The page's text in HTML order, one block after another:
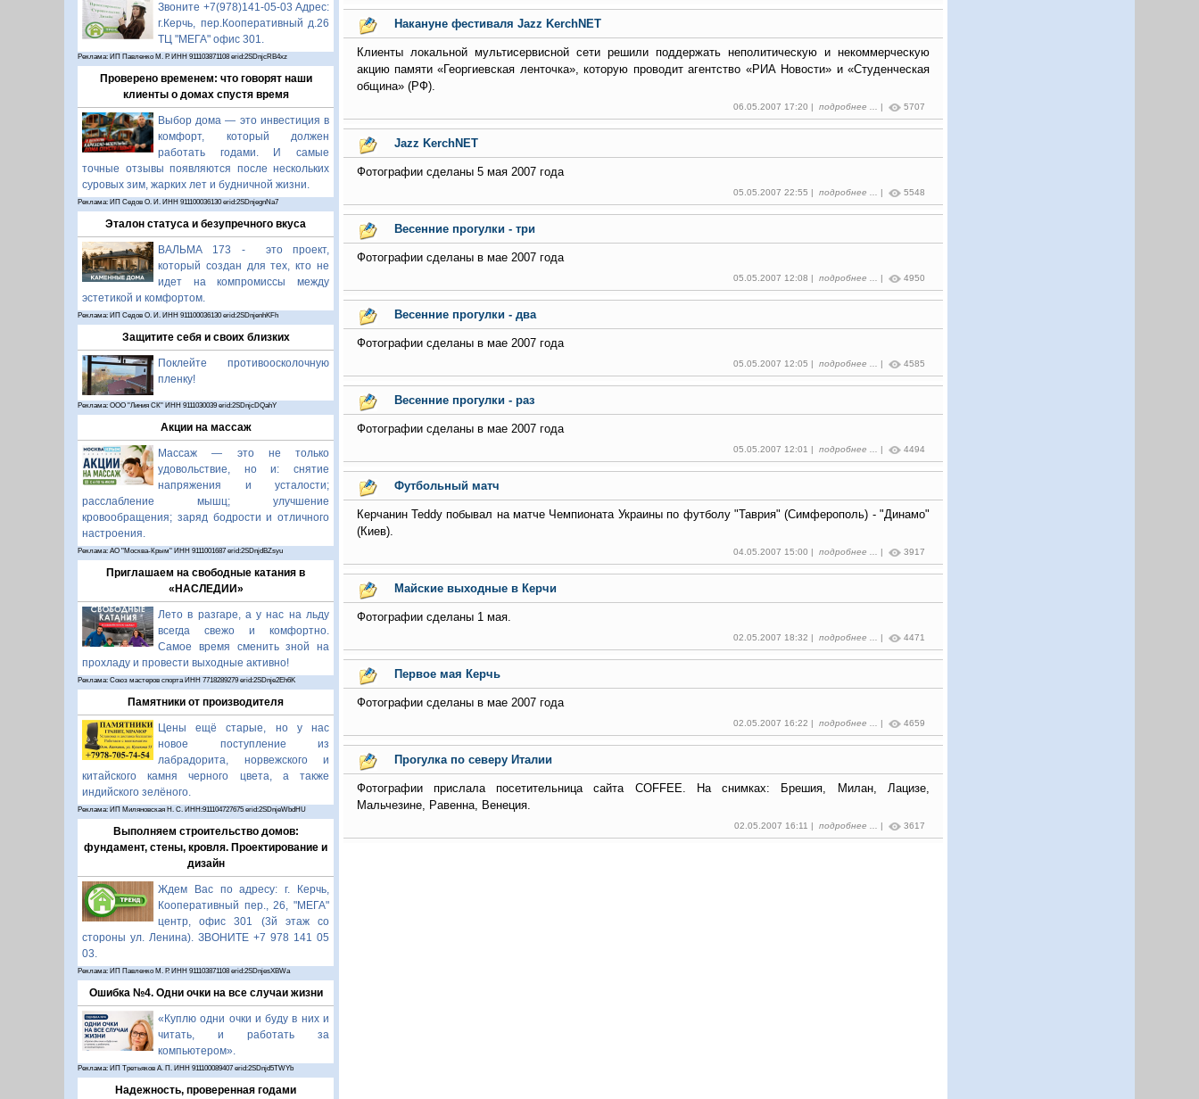
Звоните +7(978)141-05-03 Адрес:
г.Керчь, пер.Кооперативный д.26
ТЦ "МЕГА" офис 301.
Реклама: ИП Павленко М. Р. ИНН 911103871108 erid:2SDnjcRB4xz
Проверено временем: что говорят наши
клиенты о домах спустя время
Выбор дома — это инвестиция в
комфорт, который должен
работать годами. И самые
точные отзывы появляются после нескольких
суровых зим, жарких лет и будничной жизни.
Реклама: ИП Седов О. И. ИНН 911100036130 erid:2SDnjegnNa7
Эталон статуса и безупречного вкуса
ВАЛЬМА 173 - это проект,
который создан для тех, кто не
идет на компромиссы между
эстетикой и комфортом.
Реклама: ИП Седов О. И. ИНН 911100036130 erid:2SDnjenhKFh
Защитите себя и своих близких
Поклейте противоосколочную
пленку!
Реклама: ООО "Линия СК" ИНН 9111030039 erid:2SDnjcDQahY
Акции на массаж
Массаж — это не только
удовольствие, но и: снятие
напряжения и усталости;
расслабление мышц; улучшение
кровообращения; заряд бодрости и отличного
настроения.
Реклама: АО "Москва-Крым" ИНН 9111001687 erid:2SDnjdBZsyu
Приглашаем на свободные катания в
«НАСЛЕДИИ»
Лето в разгаре, а у нас на льду
всегда свежо и комфортно.
Самое время сменить зной на
прохладу и провести выходные активно!
Реклама: Союз мастеров спорта ИНН 7718289279 erid:2SDnje2Eh6K
Памятники от производителя
Цены ещё старые, но у нас
новое поступление из
лабрадорита, норвежского и
китайского камня черного цвета, а также
индийского зелёного.
Реклама: ИП Миляновская Н. С. ИНН:911104727675 erid:2SDnjeWbdHU
Выполняем строительство домов:
фундамент, стены, кровля. Проектирование и
дизайн
Ждем Вас по адресу: г. Керчь,
Кооперативный пер., 26, "МЕГА"
центр, офис 301 (3й этаж со
стороны ул. Ленина). ЗВОНИТЕ +7 978 141 05
03.
Реклама: ИП Павленко М. Р. ИНН 911103871108 erid:2SDnjesXBWa
Ошибка №4. Одни очки на все случаи жизни
«Куплю одни очки и буду в них и
читать, и работать за
компьютером».
Реклама: ИП Третьяков А. П. ИНН 911100089407 erid:2SDnjd5TWYb
Надежность, проверенная годами
Накануне фестиваля Jazz KerchNET
Клиенты локальной мультисервисной сети решили поддержать неполитическую и некоммерческую
акцию памяти «Георгиевская ленточка», которую проводит агентство «РИА Новости» и «Студенческая
община» (РФ).
06.05.2007 17:20 | подробнее ... | 5707
Jazz KerchNET
Фотографии сделаны 5 мая 2007 года
05.05.2007 22:55 | подробнее ... | 5548
Весенние прогулки - три
Фотографии сделаны в мае 2007 года
05.05.2007 12:08 | подробнее ... | 4950
Весенние прогулки - два
Фотографии сделаны в мае 2007 года
05.05.2007 12:05 | подробнее ... | 4585
Весенние прогулки - раз
Фотографии сделаны в мае 2007 года
05.05.2007 12:01 | подробнее ... | 4494
Футбольный матч
Керчанин Teddy побывал на матче Чемпионата Украины по футболу "Таврия" (Симферополь) - "Динамо"
(Киев).
04.05.2007 15:00 | подробнее ... | 3917
Майские выходные в Керчи
Фотографии сделаны 1 мая.
02.05.2007 18:32 | подробнее ... | 4471
Первое мая Керчь
Фотографии сделаны в мае 2007 года
02.05.2007 16:22 | подробнее ... | 4659
Прогулка по северу Италии
Фотографии прислала посетительница сайта COFFEE. На снимках: Брешия, Милан, Лацизе,
Мальчезине, Равенна, Венеция.
02.05.2007 16:11 | подробнее ... | 3617